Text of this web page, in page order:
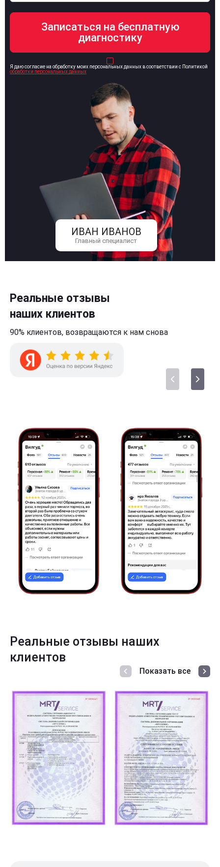
ИВАН ИВАНОВ
Главный специалист
Я даю согласие на обработку моих персональных данных в соответствии с Политикой
обработки персональных данных
Реальные отзывы
наших клиентов
90% клиентов, возвращаются к нам снова
Реальные отзывы наших
клиентов
Показать все